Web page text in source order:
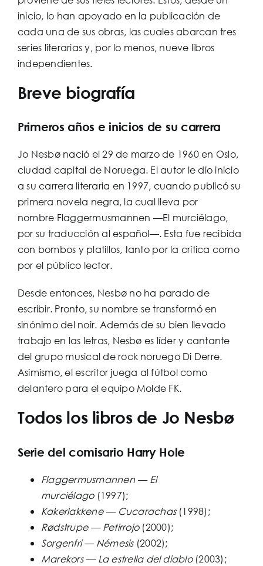
inicio, lo han apoyado en la publicación de
cada una de sus obras, las cuales abarcan tres
series literarias y, por lo menos, nueve libros
independientes.
Breve biografía
Primeros años e inicios de su carrera
Jo Nesbø nació el 29 de marzo de 1960 en Oslo,
ciudad capital de Noruega. El autor le dio inicio
a su carrera literaria en 1997, cuando publicó su
primera novela negra, la cual lleva por
nombre Flaggermusmannen —El murciélago,
por su traducción al español—. Esta fue recibida
con bombos y platillos, tanto por la crítica como
por el público lector.
Desde entonces, Nesbø no ha parado de
escribir. Pronto, su nombre se transformó en
sinónimo del noir. Además de su bien llevado
trabajo en las letras, Nesbø es líder y cantante
del grupo musical de rock noruego Di Derre.
Asimismo, el escritor juega al fútbol como
delantero para el equipo Molde FK.
Todos los libros de Jo Nesbø
Serie del comisario Harry Hole
Flaggermusmannen — El
murciélago(1997);
Kakerlakkene — Cucarachas(1998);
Rødstrupe —Petirrojo(2000);
Sorgenfri — Némesis(2002);
Marekors — La estrella del diablo(2003);